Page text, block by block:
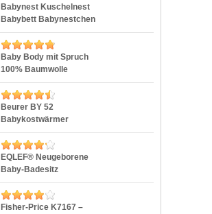
Babynest Kuschelnest
Babybett Babynestchen
Reisebett Stillkissen 80
x 40 cm (80×40 cm, Grau
-Sterne Nr. 23)
Baby Body mit Spruch
100% Baumwolle
Kurzarm-Body Mädchen
Babybody Junge
Herzmotiv, Farbe: Weiß –
Mamas Papas Schatz,
Größe: 86
Beurer BY 52
Babykostwärmer
EQLEF® Neugeborene
Baby-Badesitz
Unterstützung Net
Badewanne Sling, Blau
Fisher-Price K7167 –